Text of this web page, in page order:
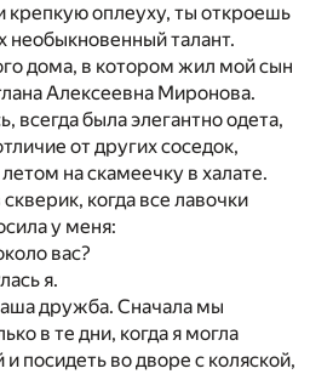
крепкую оплеуху, ты откроешь
необыкновенный талант.
дома, в котором жил мой сын
Алексеевна Миронова.
всегда была элегантно одета,
от других соседок,
на скамеечку в халате.
когда все лавочки
у меня:
вас?
я.
дружба. Сначала мы
в те дни, когда я могла
посидеть во дворе с коляской,